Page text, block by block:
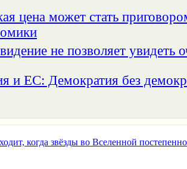
цена может стать
не позволяет увидеть
и ЕС: Демократия без
когда звёзды во Вселенной